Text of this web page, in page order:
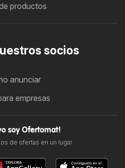
productos
socios
anunciar
empresas
soy Ofertomat!
de ofertas en un lugar